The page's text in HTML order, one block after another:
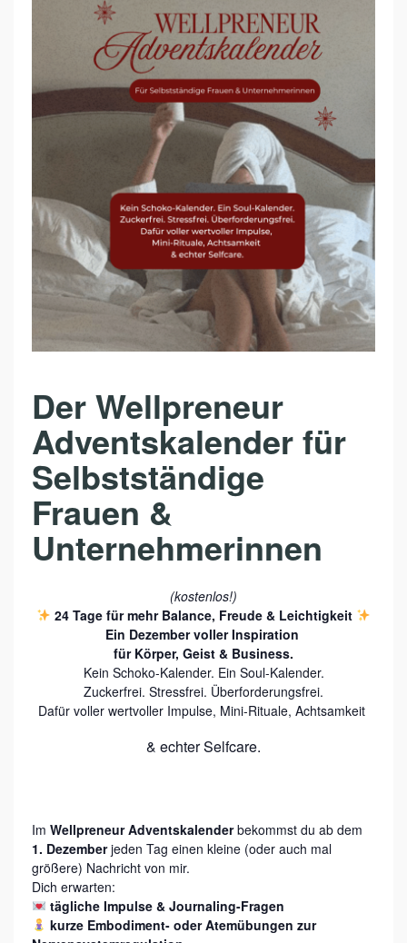
E
N
R
A
D
V
E
N
S
K
A
L
E
N
D
R
R
S
S
T
S
T
Der Wellpreneur
Adventskalender für
Selbstständige
Frauen &
Unternehmerinnen
(kostenlos!)
24 Tage für mehr Balance, Freude & Leichtigkeit
Ein Dezember voller Inspiration
für Körper, Geist & Business.
Kein Schoko-Kalender. Ein Soul-Kalender.
Zuckerfrei. Stressfrei. Überforderungsfrei.
Dafür voller wertvoller Impulse, Mini-Rituale, Achtsamkeit
& echter Selfcare.
Im Wellpreneur Adventskalenderbekommst du ab dem
1. Dezemberjeden Tag einen kleine (oder auch mal
größere) Nachricht von mir.
Dich erwarten:
tägliche Impulse & Journaling-Fragen
kurze Embodiment- oder Atemübungen zur